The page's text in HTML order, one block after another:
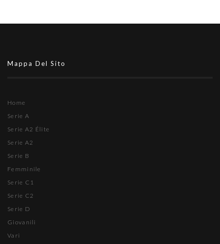
Mappa Del Sito
Home
Serie A
Serie A2 Élite
Serie A2
Serie B
Femminile
Serie C1
Serie C2
Serie D
Giovanili
Vari